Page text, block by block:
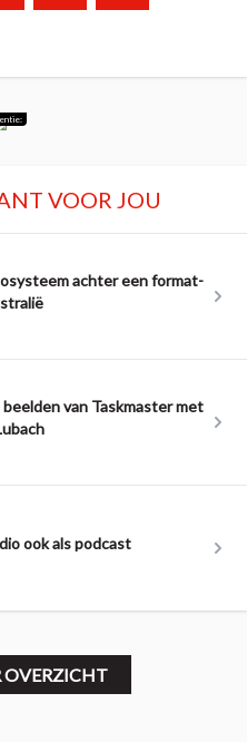
VOOR JOU
achter een format-
van Taskmaster met
ook als podcast
OVERZICHT